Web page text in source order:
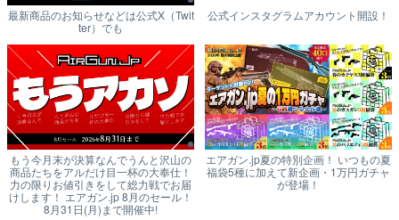
最新商品のお知らせなどは公式X（Twit
ter）でも
公式インスタグラムアカウント開設！
もう今月末が決算なんでうんと沢山の
商品たちをアルだけ目一杯の大奉仕！
力の限りお値引きをして総力戦でお届
けします！ エアガン.jp 8月のセール！
8月31日(月)まで開催中!
エアガン.jp夏の特別企画！ いつもの夏
福袋5種に加えて新企画・1万円ガチャ
が登場！